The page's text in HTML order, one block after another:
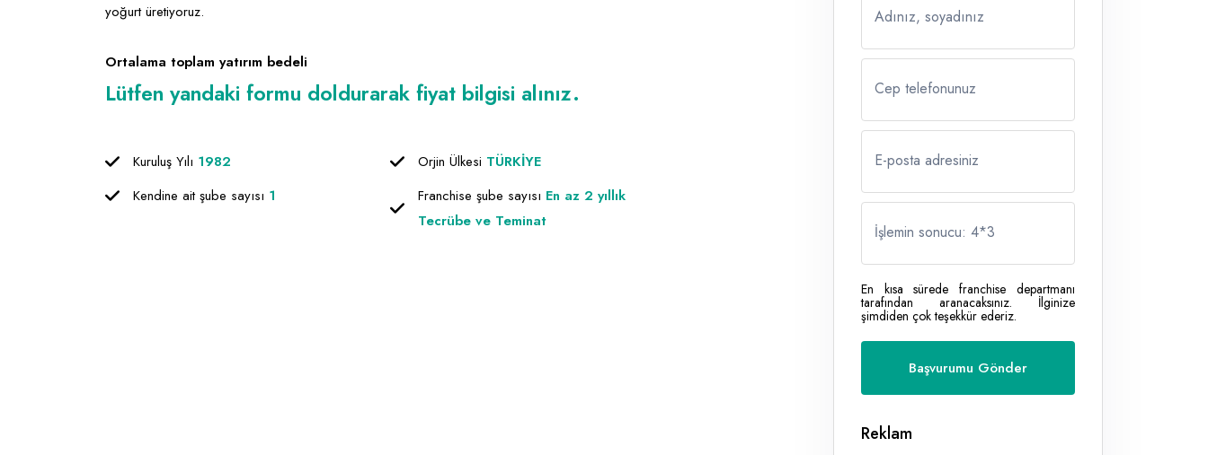
yoğurt üretiyoruz.
Ortalama toplam yatırım bedeli
Lütfen yandaki formu doldurarak fiyat bilgisi alınız.
Kuruluş Yılı 1982 Orjin Ülkesi TÜRKİYE
Kendine ait şube sayısı 1 Franchise şube sayısı En az 2 yıllık
Tecrübe ve Teminat
Adınız, soyadınız
Cep telefonunuz
E-posta adresiniz
İşlemin sonucu: 4*3
En kısa sürede franchise departmanı
tarafından aranacaksınız. İlginize
şimdiden çok teşekkür ederiz.
Reklam